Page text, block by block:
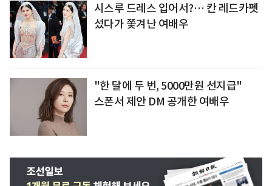
시스루 드레스 입어서?… 칸 레드카펫
섰다가 쫓겨난 여배우
"한 달에 두 번, 5000만원 선지급"
스폰서 제안 DM 공개한 여배우